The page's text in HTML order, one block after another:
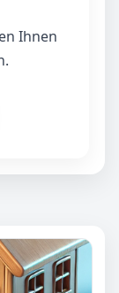
Ihnen